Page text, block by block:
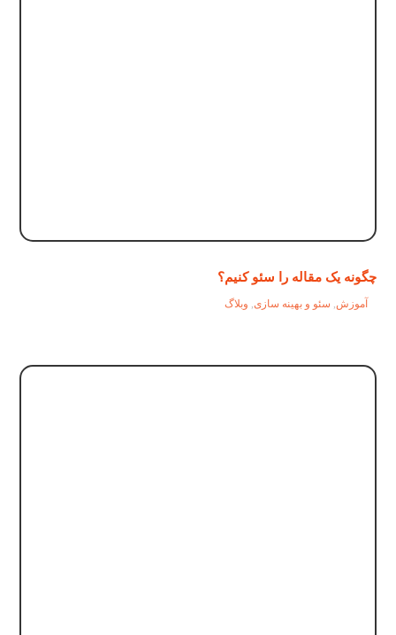
چگونه یک مقاله را سئو کنیم؟
آموزش, سئو و بهینه سازی, وبلاگ